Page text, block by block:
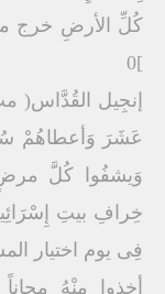
كُلِّ الأرضِ خرج
]0
عَشَرَ وَأعطاهُمْ
وَيشفُوا كُلَّ
خِرافِ بيتِ
فِى يوم اختيار
أخذوا مِنْهُ